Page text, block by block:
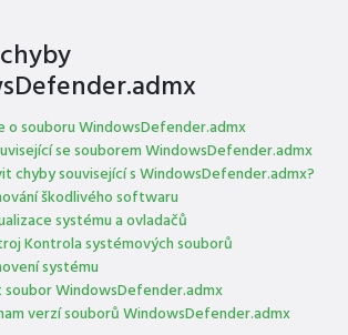
o souboru WindowsDefender.admx
se souborem WindowsDefender.admx
chyby související s WindowsDefender.admx?
škodlivého softwaru
systému a ovladačů
Kontrola systémových souborů
systému
soubor WindowsDefender.admx
verzí souborů WindowsDefender.admx